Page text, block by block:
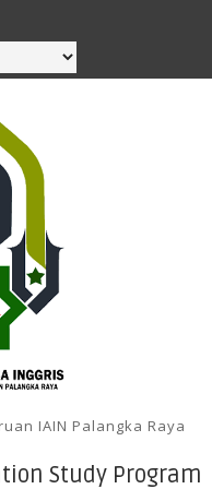
IAIN Palangka Raya
Study Program